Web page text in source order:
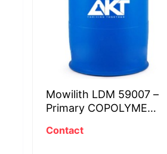
Mowilith LDM 59007 –
Primary COPOLYME
Contact